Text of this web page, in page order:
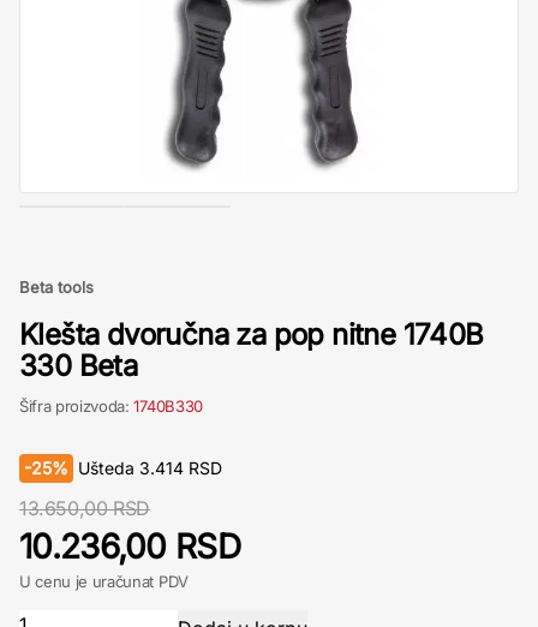
Beta tools
Klešta dvoručna za pop nitne 1740B
330 Beta
Šifra proizvoda:1740B330
-25% Ušteda 3.414 RSD
13.650,00 RSD
10.236,00 RSD
U cenu je uračunat PDV